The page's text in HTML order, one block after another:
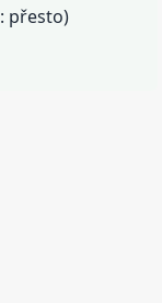
: přesto)